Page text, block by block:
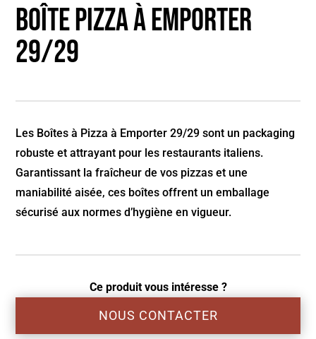
Boîte pizza à emporter
29/29
Les Boîtes à Pizza à Emporter 29/29 sont un packaging
robuste et attrayant pour les restaurants italiens.
Garantissant la fraîcheur de vos pizzas et une
maniabilité aisée, ces boîtes offrent un emballage
sécurisé aux normes d’hygiène en vigueur.
Ce produit vous intéresse ?
NOUS CONTACTER